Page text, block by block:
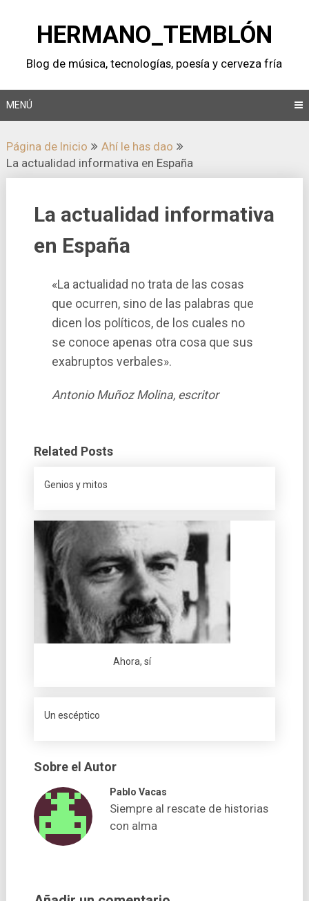
contenidoHERMANO_TEMBLÓN
Blog de música, tecnologí­as, poesí­a y cerveza frí­a
MENÚ
Página de Inicio
Ahí­ le has dao
La actualidad informativa en España
La actualidad informativa
en España
«La actualidad no trata de las cosas
que ocurren, sino de las palabras que
dicen los polí­ticos, de los cuales no
se conoce apenas otra cosa que sus
exabruptos verbales».
Antonio Muñoz Molina, escritor
Related Posts
Genios y mitos
Ahora, sí
Un escéptico
Sobre el Autor
Pablo Vacas
Siempre al rescate de historias
con alma